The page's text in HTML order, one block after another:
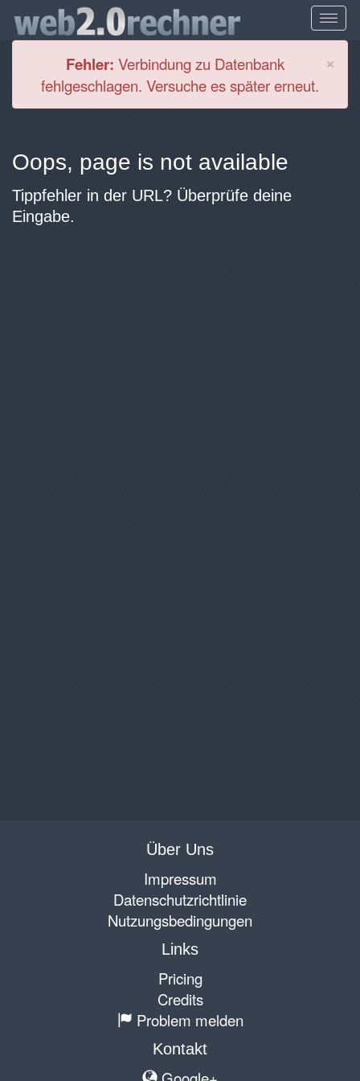
×
Fehler: Verbindung zu Datenbank
fehlgeschlagen. Versuche es später erneut.
Oops, page is not available
Tippfehler in der URL? Überprüfe deine
Eingabe.
Über Uns
Impressum
Datenschutzrichtlinie
Nutzungsbedingungen
Links
Pricing
Credits
Problem melden
Kontakt